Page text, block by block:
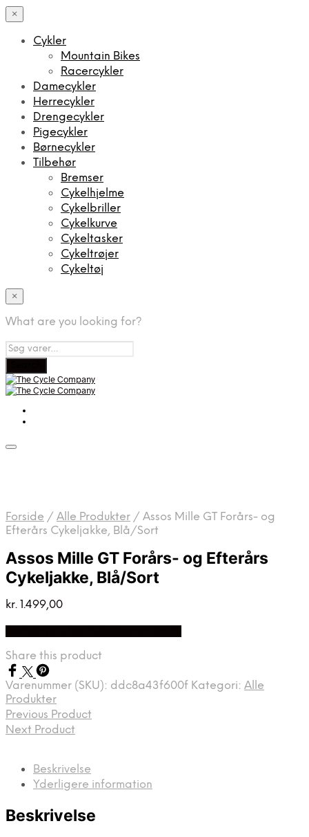
×
Cykler
Mountain Bikes
Racercykler
Damecykler
Herrecykler
Drengecykler
Pigecykler
Børnecykler
Tilbehør
Bremser
Cykelhjelme
Cykelbriller
Cykelkurve
Cykeltasker
Cykeltrøjer
Cykeltøj
×
What are you looking for?
Forside / Alle Produkter / Assos Mille GT Forårs- og
Efterårs Cykeljakke, Blå/Sort
Assos Mille GT Forårs- og Efterårs
Cykeljakke, Blå/Sort
kr. 1.499,00
Share this product
Varenummer (SKU): ddc8a43f600f Kategori: Alle
Produkter
Previous Product
Next Product
Beskrivelse
Yderligere information
Beskrivelse